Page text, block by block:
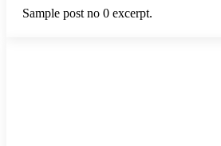
Sample post no 0 excerpt.